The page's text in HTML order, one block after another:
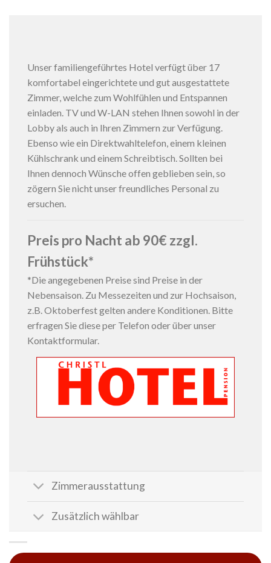
Unser familiengeführtes Hotel verfügt über 17
komfortabel eingerichtete und gut ausgestattete
Zimmer, welche zum Wohlfühlen und Entspannen
einladen. TV und W-LAN stehen Ihnen sowohl in der
Lobby als auch in Ihren Zimmern zur Verfügung.
Ebenso wie ein Direktwahltelefon, einem kleinen
Kühlschrank und einem Schreibtisch. Sollten bei
Ihnen dennoch Wünsche offen geblieben sein, so
zögern Sie nicht unser freundliches Personal zu
ersuchen.
Preis pro Nacht ab 90€ zzgl.
Frühstück*
*Die angegebenen Preise sind Preise in der
Nebensaison. Zu Messezeiten und zur Hochsaison,
z.B. Oktoberfest gelten andere Konditionen. Bitte
erfragen Sie diese per Telefon oder über unser
Kontaktformular.
Zimmerausstattung
Zusätzlich wählbar